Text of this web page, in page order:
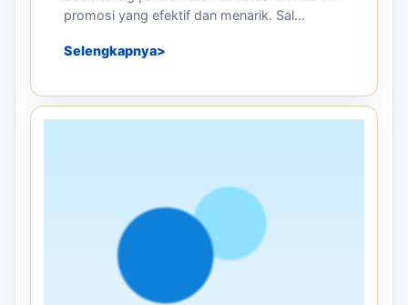
promosi yang efektif dan menarik. Sal...
Selengkapnya